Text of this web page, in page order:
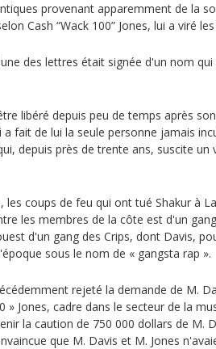
provenant apparemment de la
Cash “Wack 100” Jones, lui a viré
des lettres était signée d'un nom qui
libéré depuis peu de temps après
fait de lui la seule personne jamais
depuis près de trente ans, suscite un
les coups de feu qui ont tué Shakur à
les membres de la côte est d'un
d'un gang des Crips, dont Davis,
sous le nom de « gangsta rap ».
rejeté la demande de M.
» Jones, cadre dans le secteur de la
la caution de 750 000 dollars de M.
que M. Davis et M. Jones